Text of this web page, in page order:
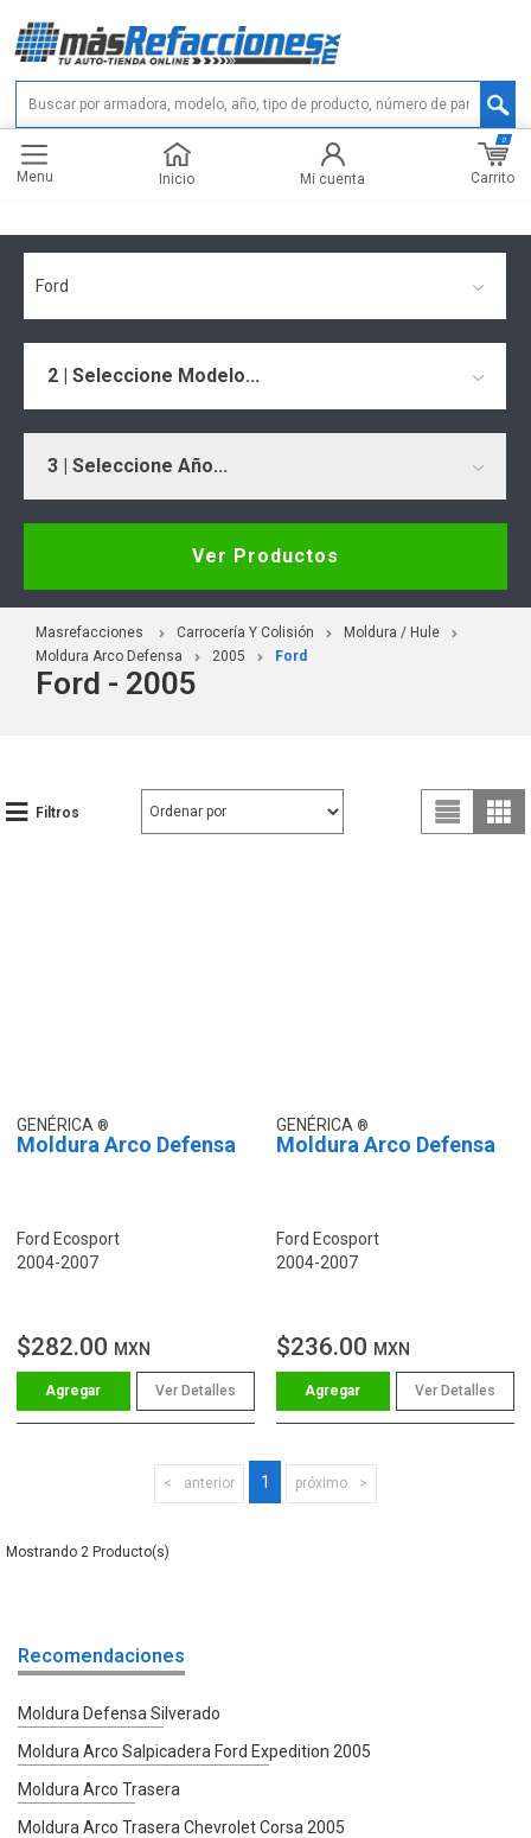
Menu Inicio Mi cuenta Carrito
0
Ford
2 | Seleccione Modelo...
3 | Seleccione Año...
Ver Productos
Masrefacciones Carrocería Y Colisión
Moldura / Hule
Moldura Arco Defensa
2005 Ford
Ford - 2005
Filtros
GENÉRICA
Moldura Arco Defensa
Ford Ecosport
2004-2007
$282.00 MXN
Ver Detalles
GENÉRICA
Moldura Arco Defensa
Ford Ecosport
2004-2007
$236.00 MXN
Ver Detalles
anterior 1 próximo
2
Recomendaciones
Moldura Defensa Silverado
Moldura Arco Salpicadera Ford Expedition 2005
Moldura Arco Trasera
Moldura Arco Trasera Chevrolet Corsa 2005